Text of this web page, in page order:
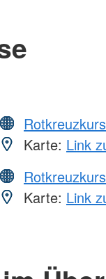
Karte: Link
Karte: Link